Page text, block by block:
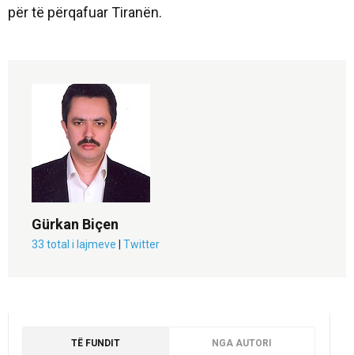
për të përqafuar Tiranën.
Gürkan Biçen
33 total i lajmeve Twitter
TË FUNDIT NGA AUTORI